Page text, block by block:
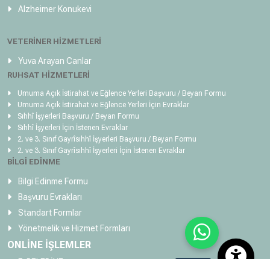
Alzheimer Konukevi
VETERİNER HİZMETLERİ
Yuva Arayan Canlar
RUHSAT HİZMETLERİ
Umuma Açık İstirahat ve Eğlence Yerleri Başvuru / Beyan Formu
Umuma Açık İstirahat ve Eğlence Yerleri İçin Evraklar
Sıhhî İşyerleri Başvuru / Beyan Formu
Sıhhî İşyerleri İçin İstenen Evraklar
2. ve 3. Sınıf Gayrîsıhhî İşyerleri Başvuru / Beyan Formu
2. ve 3. Sınıf Gayrîsıhhî İşyerleri İçin İstenen Evraklar
BİLGİ EDİNME
Bilgi Edinme Formu
Başvuru Evrakları
Standart Formlar
Yönetmelik ve Hizmet Formları
ONLİNE İŞLEMLER